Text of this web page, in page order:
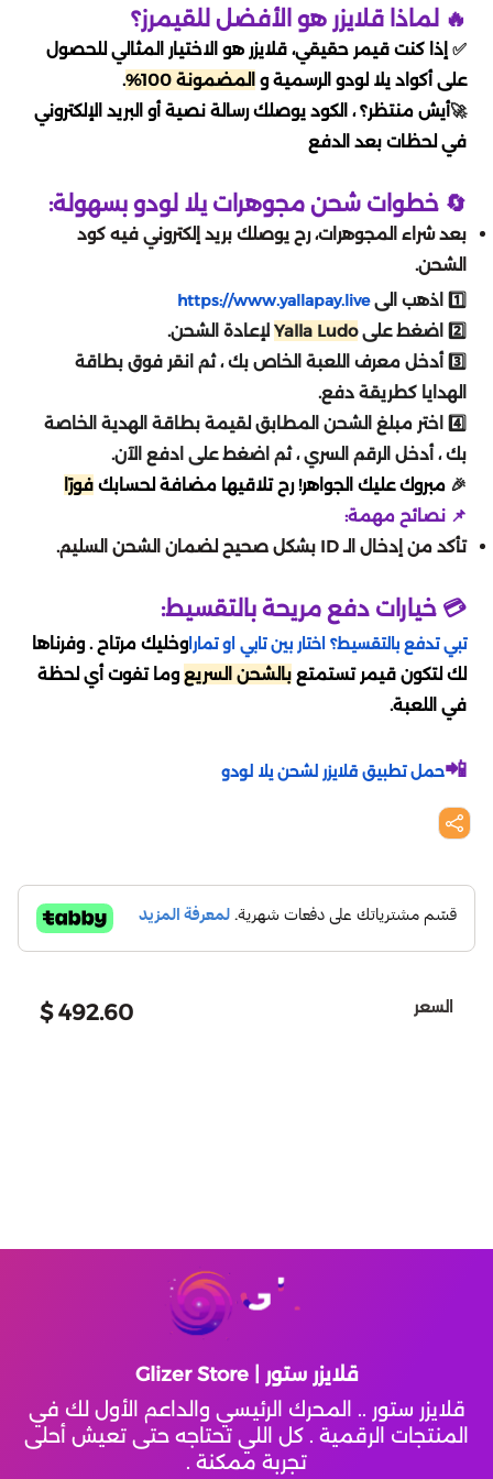
تقسيط يلا لودو
تقسيط قنشن
تقسيط هونكاي
تقسيط وايت اوت سرفايفل
تقسيط where winds meet
تقسيط جواكر
تقسيط ويذرنق ويفز
تقسيط ونس هيومن
تقسيط مارفل رايفلز
تقسيط كريستال أوف أتلان
تقسيط موبايل ليجيند
تقسيط دلتا فورس
تقسيط كود موبايل
تقسيط أيقي بارتي
تقسيط بينشيق
تقسيط ستمبل قايز
تقسيط لايف افتر
تقسيط اونر اوف كينقز
اوفرواتش 2 Overwatch
بليزارد Blizzard
EA play
كملنا
فري فاير
where winds meet
لوف اند ديب سبيس
ايدنتي في
اونر اوف كينقز
أيقي بارتي
لايف أفتر
بنيشيق
ستمبل قايز
واتشر أوف ريلمز
بلاك كلوفر
أف سي موبايل
Soul Land new World
اسواق التميمي
العثيم
مايسترو
امازون اماراتي
نايس ون
شكرا
ماكس max
سنتر بوينت
عبد الصمد القرشي
سكيتشرز
مكياجي
سبلاش
لايف ستايل
محمصة الرياض
هوم بوكس
مجموعة الشايع
اكسترا
الحداد
السيف غاليري
قصر الأواني
دبس dibs
سعد الدين
انوش
اني و داني
هاف مليون
بوستاني
خدمات
المسافر
فوكس
بيترومين
Airbnb
cleartrip
ساسكو
بدي ماسترز
المطار
🔥 لماذا قلايزر هو الأفضل للقيمرز؟
✅ إذا كنت قيمر حقيقي، قلايزر هو الاختيار المثالي للحصول
على أكواد يلا لودو الرسمية و المضمونة 100%
.
🚀أيش منتظر؟ ، الكود يوصلك رسالة نصية أو البريد الإلكتروني
في لحظات بعد الدفع
🔄 خطوات شحن مجوهرات يلا لودو بسهولة:
بعد شراء المجوهرات، رح يوصلك بريد إلكتروني فيه كود
الشحن.
1️⃣ اذهب الى
https://www.yallapay.live
2️⃣ اضغط على Yalla Ludo لإعادة الشحن.
3️⃣ أدخل معرف اللعبة الخاص بك ، ثم انقر فوق بطاقة
الهدايا كطريقة دفع.
4️⃣ اختر مبلغ الشحن المطابق لقيمة بطاقة الهدية الخاصة
بك ، أدخل الرقم السري ، ثم اضغط على ادفع الآن.
🎉 مبروك عليك الجواهر! رح تلاقيها مضافة لحسابك فورًا
📌 نصائح مهمة:
تأكد من إدخال الـ ID بشكل صحيح لضمان الشحن السليم.
💳 خيارات دفع مريحة بالتقسيط:
تبي تدفع بالتقسيط؟ اختار بين تابي او تمارا وخليك مرتاح . وفرناها
لك لتكون قيمر تستمتع بالشحن السريع وما تفوت أي لحظة
في اللعبة.
📲حمل تطبيق قلايزر لشحن يلا لودو
السعر 492.60 $
قلايزر ستور | Glizer Store
قلايزر ستور .. المحرك الرئيسي والداعم الأول لك في
المنتجات الرقمية . كل اللي تحتاجه حتى تعيش أحلى
تجربة ممكنة .